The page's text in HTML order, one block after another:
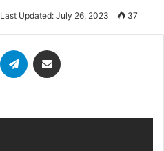
Last Updated: July 26, 2023 37